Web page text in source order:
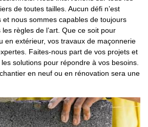
de toutes tailles. Aucun défi n’est
nous sommes capables de toujours
règles de l’art. Que ce soit pour
en extérieur, vos travaux de maçonnerie
Faites-nous part de vos projets et
solutions pour répondre à vos besoins.
en neuf ou en rénovation sera une